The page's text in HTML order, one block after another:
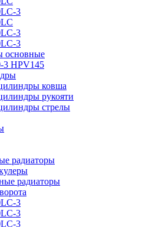
3
3
3
основные
3 HPV145
ковша
рукояти
стрелы
радиаторы
радиаторы
3
3
3